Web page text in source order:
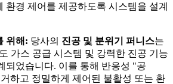
환경 제어를 제공하도록 시스템을 설계
위해: 당사의 진공 및 분위기 퍼니스는
가스 공급 시스템 및 강력한 진공 기능
되었습니다. 이를 통해 반응성 "공
하고 정밀하게 제어된 불활성 또는 환